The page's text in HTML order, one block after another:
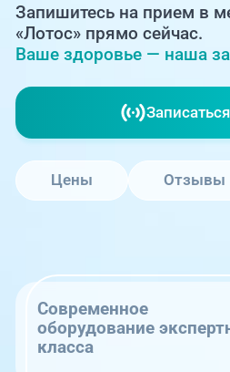
+7 (351) 220-00-
Запишитесь на прием в
«Лотос» прямо сейчас.
Ваше здоровье — наша
Цены Отзывы
Современное
оборудование
класса